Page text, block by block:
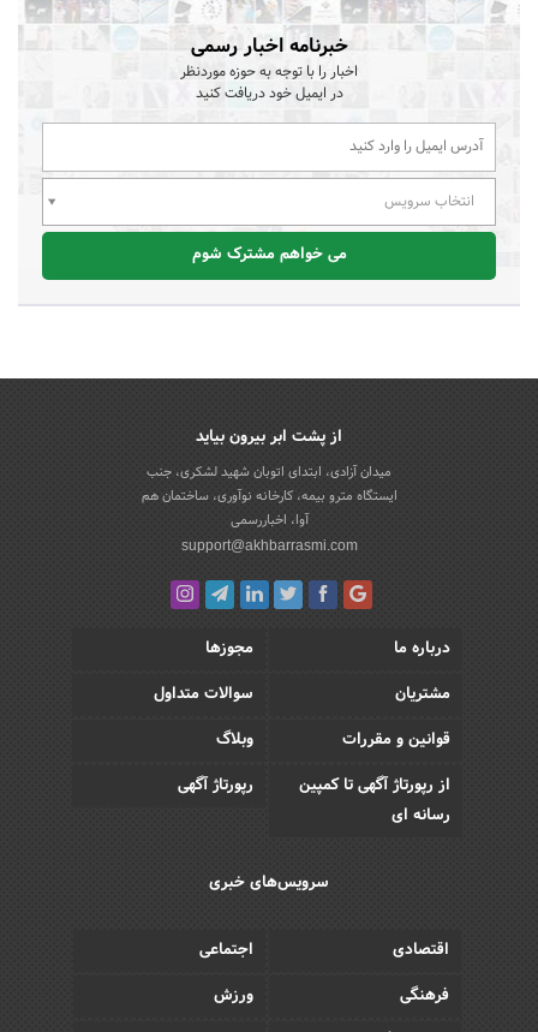
خبرنامه اخبار رسمی
اخبار را با توجه به حوزه موردنظر
در ایمیل خود دریافت کنید
انتخاب سرویس
می خواهم مشترک شوم
از پشت ابر بیرون بیاید
میدان آزادی، ابتدای اتوبان شهید لشکری، جنب
ایستگاه مترو بیمه، کارخانه نوآوری، ساختمان هم
آوا، اخباررسمی
support@akhbarrasmi.com
درباره ما
مجوزها
مشتریان
سوالات متداول
قوانین و مقررات
وبلاگ
از رپورتاژ آگهی تا کمپین
رسانه ای
رپورتاژ آگهی
سرویس‌های خبری
اقتصادی
اجتماعی
فرهنگی
ورزش